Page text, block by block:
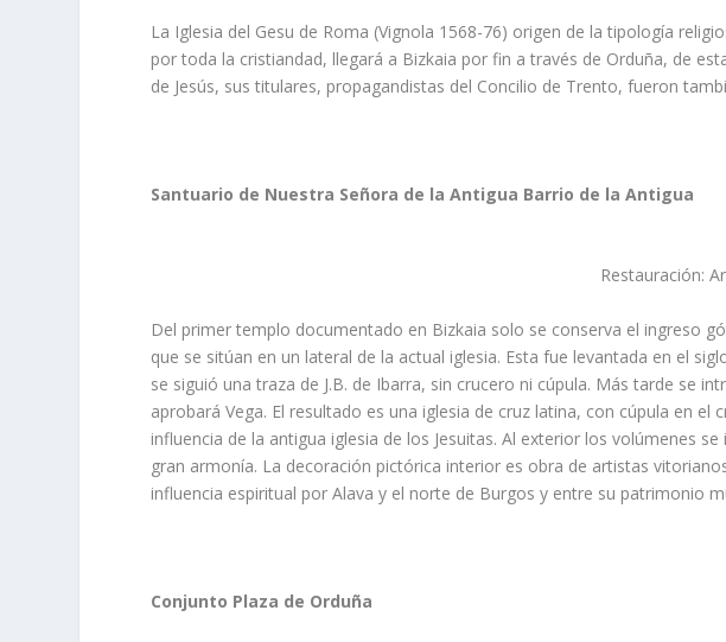
La Iglesia del Gesu de Roma (Vignola 1568-76) origen de la tipologí­a
por toda la cristiandad, llegará a Bizkaia por fin a través de Orduña, de
de Jesús, sus titulares, propagandistas del Concilio de Trento, fueron
Santuario de Nuestra Señora de la Antigua Barrio de la Antigua
Restauración:
Del primer templo documentado en Bizkaia solo se conserva el ingreso
que se sitúan en un lateral de la actual iglesia. Esta fue levantada en el
se siguió una traza de J.B. de Ibarra, sin crucero ni cúpula. Más tarde se
aprobará Vega. El resultado es una iglesia de cruz latina, con cúpula en el
influencia de la antigua iglesia de los Jesuitas. Al exterior los volúmenes
gran armoní­a. La decoración pictórica interior es obra de artistas
influencia espiritual por Alava y el norte de Burgos y entre su patrimonio
Conjunto Plaza de Orduña